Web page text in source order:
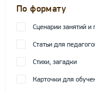
По формату
Сценарии занятий и
Статьи для
Стихи, загадки
Карточки для